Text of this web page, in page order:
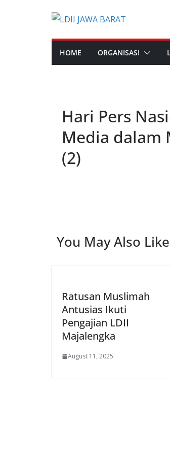
HOME ORGANISASI
Hari Pers
Media dalam
(2)
You May Also Like
Ratusan Muslimah
Antusias Ikuti
Pengajian LDII
Majalengka
August 11, 2025